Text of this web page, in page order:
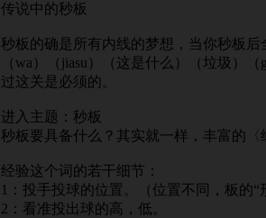
传说中的秒板
秒板的确是所有内线的梦想，当你秒板后
（wa）（jiasu）（这是什么）（垃圾）（
过这关是必须的。
进入主题：秒板
秒板要具备什么？其实就一样，丰富的〈
经验这个词的若干细节：
1：投手投球的位置。（位置不同，板的“
2：看准投出球的高，低。